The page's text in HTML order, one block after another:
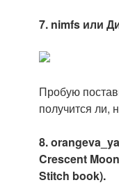
7. nimfs или
Пробую
получится ли,
8.
Crescent
Stitch book).